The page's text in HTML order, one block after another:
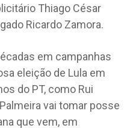
Thiago César
Ricardo Zamora.
em campanhas
eleição de Lula em
do PT, como Rui
vai tomar posse
que vem, em